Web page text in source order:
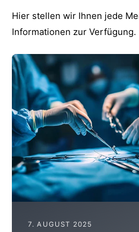
Hier stellen wir Ihnen jede
Informationen zur Verfügung.
7. AUGUST 2025